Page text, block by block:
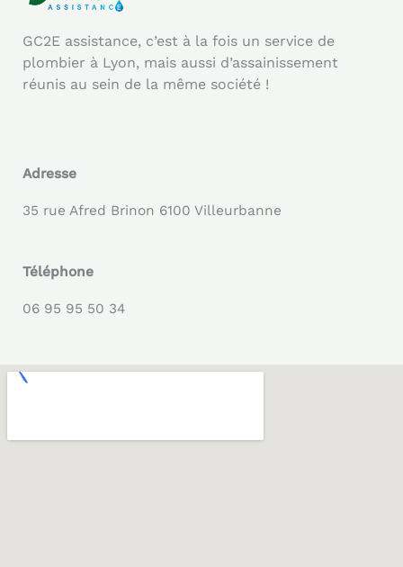
GC2E assistance, c’est à la fois un service de
plombier à Lyon, mais aussi d’assainissement
réunis au sein de la même société !
Adresse
35 rue Afred Brinon 6100 Villeurbanne
Téléphone
06 95 95 50 34